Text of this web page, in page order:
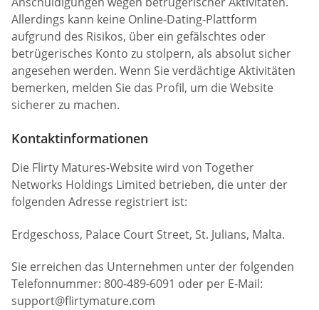
Allerdings kann keine Online-Dating-Plattform
aufgrund des Risikos, über ein gefälschtes oder
betrügerisches Konto zu stolpern, als absolut sicher
angesehen werden. Wenn Sie verdächtige Aktivitäten
bemerken, melden Sie das Profil, um die Website
sicherer zu machen.
Kontaktinformationen
Die Flirty Matures-Website wird von Together
Networks Holdings Limited betrieben, die unter der
folgenden Adresse registriert ist:
Erdgeschoss, Palace Court Street, St. Julians, Malta.
Sie erreichen das Unternehmen unter der folgenden
Telefonnummer: 800-489-6091 oder per E-Mail:
support@flirtymature.com